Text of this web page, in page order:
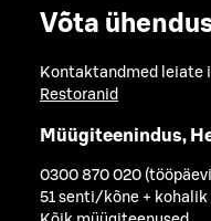
Võta
Kontaktandmed leiate
Restoranid
Müügiteenindus,
0300 870 020
51 senti/kõne +